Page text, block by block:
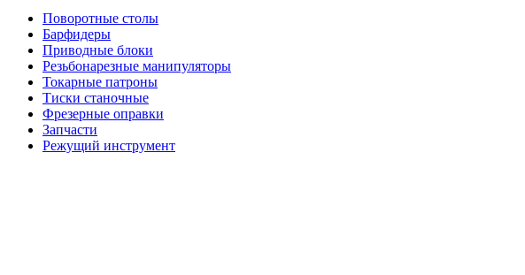
Поворотные столы
Барфидеры
Приводные блоки
Резьбонарезные манипуляторы
Токарные патроны
Тиски станочные
Фрезерные оправки
Запчасти
Режущий инструмент